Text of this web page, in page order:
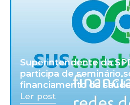
Superintendente da
participa de seminário
financiamento da
Ler post